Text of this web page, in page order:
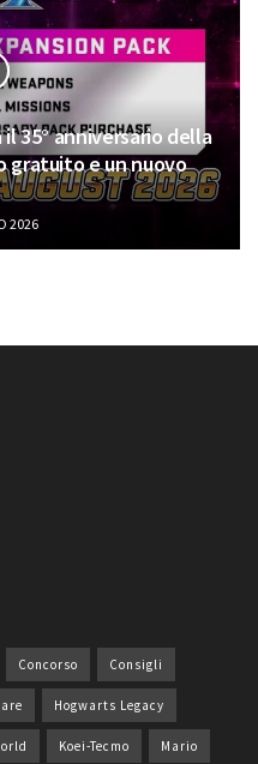
35° anniversario della
gratuito e un nuovo
2026
Concorso Consigli
Hogwarts Legacy
Koei-Tecmo Mario